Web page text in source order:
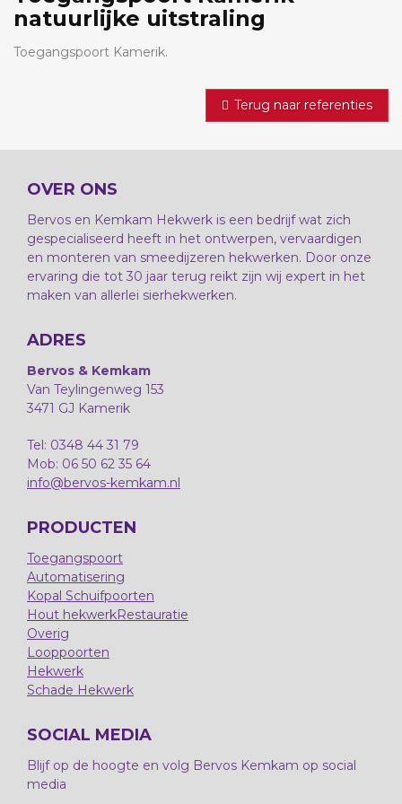
natuurlijke uitstraling
Toegangspoort Kamerik.
Terug naar referenties
OVER ONS
Bervos en Kemkam Hekwerk is een bedrijf wat zich
gespecialiseerd heeft in het ontwerpen, vervaardigen
en monteren van smeedijzeren hekwerken. Door onze
ervaring die tot 30 jaar terug reikt zijn wij expert in het
maken van allerlei sierhekwerken.
ADRES
Bervos & Kemkam
Van Teylingenweg 153
3471 GJ Kamerik
Tel: 0348 44 31 79
Mob: 06 50 62 35 64
info@bervos-kemkam.nl
PRODUCTEN
Toegangspoort
Automatisering
Kopal Schuifpoorten
Hout hekwerkRestauratie
Overig
Looppoorten
Hekwerk
Schade Hekwerk
SOCIAL MEDIA
Blijf op de hoogte en volg Bervos Kemkam op social
media